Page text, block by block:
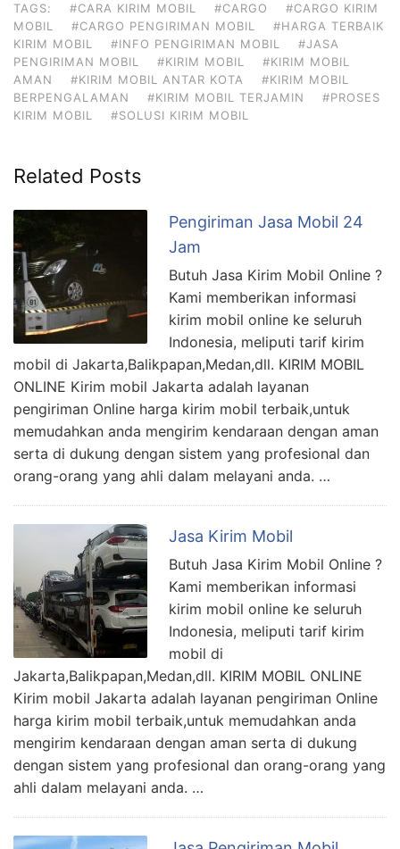
TAGS: #CARA KIRIM MOBIL #CARGO
#CARGO KIRIM
MOBIL
#CARGO PENGIRIMAN MOBIL
#HARGA TERBAIK
KIRIM MOBIL
#INFO PENGIRIMAN MOBIL
#JASA
PENGIRIMAN MOBIL
#KIRIM MOBIL
#KIRIM MOBIL
AMAN
#KIRIM MOBIL ANTAR KOTA
#KIRIM MOBIL
BERPENGALAMAN
#KIRIM MOBIL TERJAMIN
#PROSES
KIRIM MOBIL
#SOLUSI KIRIM MOBIL
Related Posts
Pengiriman Jasa Mobil 24
Jam
Butuh Jasa Kirim Mobil Online ?
Kami memberikan informasi
kirim mobil online ke seluruh
Indonesia, meliputi tarif kirim
mobil di Jakarta,Balikpapan,Medan,dll. KIRIM MOBIL
ONLINE Kirim mobil Jakarta adalah layanan
pengiriman Online harga kirim mobil terbaik,untuk
memudahkan anda mengirim kendaraan dengan aman
serta di dukung dengan sistem yang profesional dan
orang-orang yang ahli dalam melayani anda. …
Jasa Kirim Mobil
Butuh Jasa Kirim Mobil Online ?
Kami memberikan informasi
kirim mobil online ke seluruh
Indonesia, meliputi tarif kirim
mobil di
Jakarta,Balikpapan,Medan,dll. KIRIM MOBIL ONLINE
Kirim mobil Jakarta adalah layanan pengiriman Online
harga kirim mobil terbaik,untuk memudahkan anda
mengirim kendaraan dengan aman serta di dukung
dengan sistem yang profesional dan orang-orang yang
ahli dalam melayani anda. …